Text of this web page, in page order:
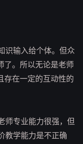
识输入给个体。但众
了。所以无论是老师
存在一定的互动性的
师专业能力很强，但
教学能力是不正确